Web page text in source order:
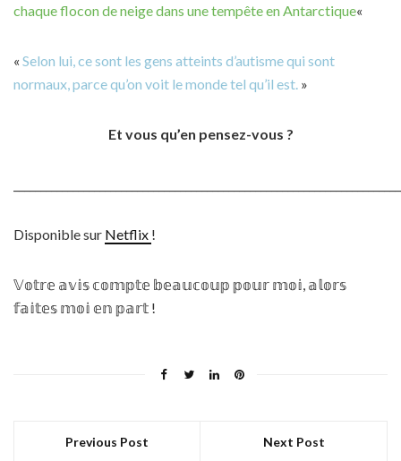
chaque flocon de neige dans une tempête en Antarctique«
« Selon lui, ce sont les gens atteints d’autisme qui sont
normaux, parce qu’on voit le monde tel qu’il est. »
Et vous qu’en pensez-vous ?
Disponible sur Netflix !
𝕍𝕠𝕥𝕣𝕖 𝕒𝕧𝕚𝕤 𝕔𝕠𝕞𝕡𝕥𝕖 𝕓𝕖𝕒𝕦𝕔𝕠𝕦𝕡 𝕡𝕠𝕦𝕣 𝕞𝕠𝕚, 𝕒𝕝𝕠𝕣𝕤
𝕗𝕒𝕚𝕥𝕖𝕤 𝕞𝕠𝕚 𝕖𝕟 𝕡𝕒𝕣𝕥 !
Previous Post Next Post